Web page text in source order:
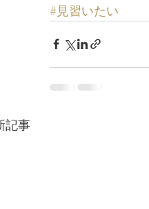
#見習いたい
記事